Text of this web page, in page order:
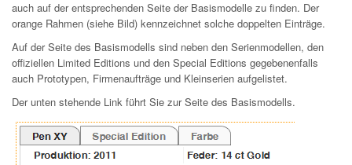
auch auf der entsprechenden Seite der Basismodelle zu finden. Der
orange Rahmen (siehe Bild) kennzeichnet solche doppelten Einträge.
Auf der Seite des Basismodells sind neben den Serienmodellen, den
offiziellen Limited Editions und den Special Editions gegebenenfalls
auch Prototypen, Firmenaufträge und Kleinserien aufgelistet.
Der unten stehende Link führt Sie zur Seite des Basismodells.